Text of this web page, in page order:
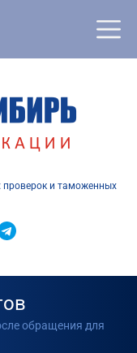
проверок и таможенных
обращения для